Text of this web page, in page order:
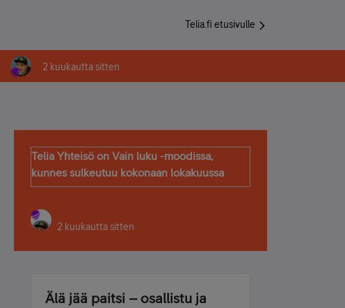
Telia.fi etusivulle
2 kuukautta sitten
Telia Yhteisö on Vain luku -moodissa,
kunnes sulkeutuu kokonaan lokakuussa
2 kuukautta sitten
Älä jää paitsi – osallistu ja